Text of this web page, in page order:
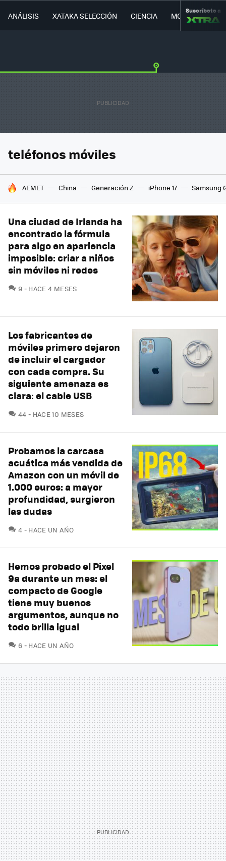
ANÁLISIS XATAKA SELECCIÓN CIENCIA MOVILIDAD
Suscríbete a
teléfonos móviles
HOY SE HABLA DE
AEMET China Generación Z iPhone 17 Samsung
Una ciudad de Irlanda ha
encontrado la fórmula
para algo en apariencia
imposible: criar a niños
sin móviles ni redes
9 COMENTARIOS
HACE 4 MESES
Los fabricantes de
móviles primero dejaron
de incluir el cargador
con cada compra. Su
siguiente amenaza es
clara: el cable USB
44 COMENTARIOS
HACE 10 MESES
Probamos la carcasa
acuática más vendida de
Amazon con un móvil de
1.000 euros: a mayor
profundidad, surgieron
las dudas
4 COMENTARIOS
HACE UN AÑO
Hemos probado el Pixel
9a durante un mes: el
compacto de Google
tiene muy buenos
argumentos, aunque no
todo brilla igual
6 COMENTARIOS
HACE UN AÑO